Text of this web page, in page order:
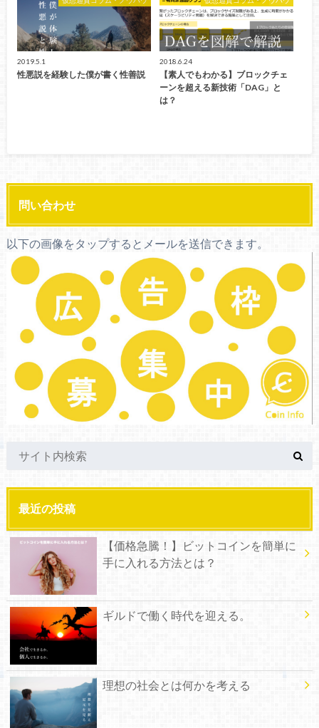
2019.5.1
性悪説を経験した僕が書く性善説
2018.6.24
【素人でもわかる】ブロックチェ
ーンを超える新技術「DAG」と
は？
問い合わせ
以下の画像をタップするとメールを送信できます。
最近の投稿
【価格急騰！】ビットコインを簡単に
手に入れる方法とは？
ギルドで働く時代を迎える。
理想の社会とは何かを考える